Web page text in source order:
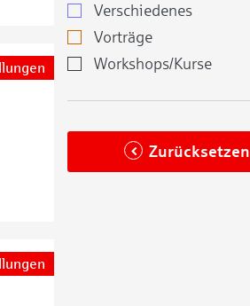
Verschiedenes
Vorträge
Workshops/Kurse
Zurücksetzen